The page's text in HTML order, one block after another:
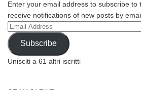
Enter your email address to subscribe to
receive notifications of new posts by
Email
Address
Subscribe
Unisciti a 61 altri iscritti